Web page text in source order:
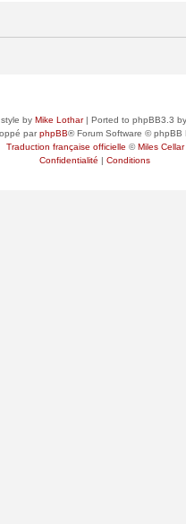
by Mike Lothar| Ported to phpBB3.3 by
parphpBB® Forum Software © phpBB
Traduction française officielle ©Miles Cellar
Confidentialité | Conditions